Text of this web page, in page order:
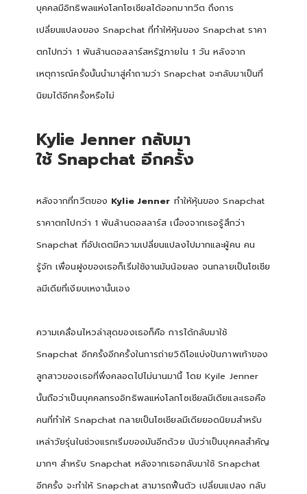
บุคคลมีอิทธิพลแห่งโลกโซเชียลได้ออกมาทวีต ถึงการ
เปลี่ยนแปลงของ Snapchat ที่ทำให้หุ้นของ Snapchat ราคา
ตกไปกว่า 1 พันล้านดอลลาร์สหรัฐภายใน 1 วัน หลังจาก
เหตุการณ์ครั้งนั้นนำมาสู่คำถามว่า Snapchat จะกลับมาเป็นที่
นิยมได้อีกครั้งหรือไม่
Kylie Jenner กลับมา
ใช้ Snapchat อีกครั้ง
หลังจากที่ทวีตของ Kylie Jenner ทำให้หุ้นของ Snapchat
ราคาตกไปกว่า 1 พันล้านดอลลาร์ส เนื่องจากเธอรู้สึกว่า
Snapchat ที่อัปเดตมีความเปลี่ยนแปลงไปมากและผู้คน คน
รู้จัก เพื่อนฝูงของเธอก็เริ่มใช้งานมันน้อยลง จนกลายเป็นโซเชีย
ลมีเดียที่เงียบเหงานั้นเอง
ความเคลื่อนไหวล่าสุดของเธอก็คือ การได้กลับมาใช้
Snapchat อีกครั้งอีกครั้งในการถ่ายวิดิโอแบ่งปันภาพเท้าของ
ลูกสาวของเธอที่พึ่งคลอดไปไม่นานมานี้ โดย Kyile Jenner
นั้นถือว่าเป็นบุคคลทรงอิทธิพลแห่งโลกโซเชียลมีเดียและเธอคือ
คนที่ทำให้ Snapchat กลายเป็นโซเชียลมีเดียยอดนิยมสำหรับ
เหล่าวัยรุ่นในช่วงแรกเริ่มของมันอีกด้วย นับว่าเป็นบุคคลสำคัญ
มากๆ สำหรับ Snapchat หลังจากเธอกลับมาใช้ Snapchat
อีกครั้ง จะทำให้ Snapchat สามารถฟื้นตัว เปลี่ยนแปลง กลับ